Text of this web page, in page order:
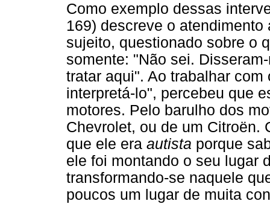
Como exemplo dessas
169) descreve o
sujeito, questionado sobre o
somente: "Não sei.
tratar aqui". Ao trabalhar
interpretá-lo", percebeu que
motores. Pelo barulho dos
Chevrolet, ou de um Citroën.
que ele era autista porque
ele foi montando o seu lugar
transformando-se naquele
poucos um lugar de muita